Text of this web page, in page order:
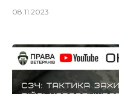
08.11.2023